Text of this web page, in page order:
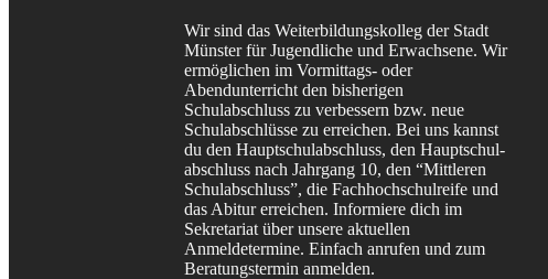
Wir sind das Weiterbildungskolleg der Stadt
Münster für Jugendliche und Erwachsene. Wir
ermöglichen im Vormittags- oder
Abendunterricht den bisherigen
Schulabschluss zu verbessern bzw. neue
Schulabschlüsse zu erreichen. Bei uns kannst
du den Hauptschulabschluss, den Hauptschul-
abschluss nach Jahrgang 10, den “Mittleren
Schulabschluss”, die Fachhochschulreife und
das Abitur erreichen. Informiere dich im
Sekretariat über unsere aktuellen
Anmeldetermine. Einfach anrufen und zum
Beratungstermin anmelden.